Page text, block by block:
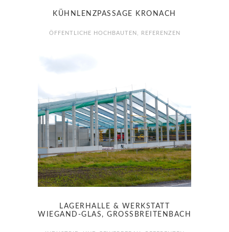
KÜHNLENZPASSAGE KRONACH
ÖFFENTLICHE HOCHBAUTEN REFERENZEN
LAGERHALLE & WERKSTATT
WIEGAND-GLAS, GROSSBREITENBACH